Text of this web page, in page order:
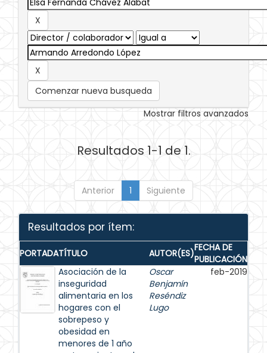
Comenzar nueva busqueda
Mostrar filtros avanzados
Resultados 1-1 de 1.
Anterior 1 Siguiente
Resultados por ítem:
PORTADATÍTULO AUTOR(ES)FECHA DE
PUBLICACIÓN
Asociación de la
inseguridad
alimentaria en los
hogares con el
sobrepeso y
obesidad en
menores de 1 año
Oscar
Benjamín
Reséndiz
Lugo
feb-2019